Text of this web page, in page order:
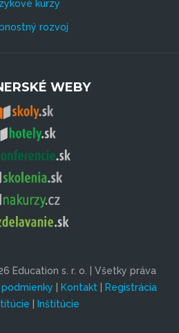
kurzy
rozvoj
WEBY
Education s. r. o. | Všetky práva
Kontakt|
Registrácia
Inštitúcie